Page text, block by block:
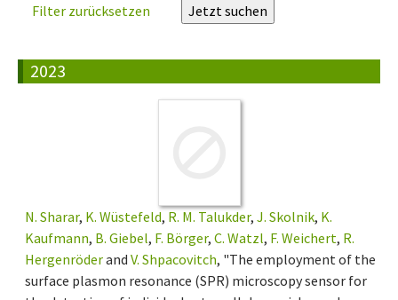
Filter zurücksetzen
2023
N. Sharar, K. Wüstefeld, R. M. Talukder, J. Skolnik, K.
Kaufmann, B. Giebel, F. Börger, C. Watzl, F. Weichert, R.
Hergenröderand V. Shpacovitch, "The employment of the
surface plasmon resonance (SPR) microscopy sensor for